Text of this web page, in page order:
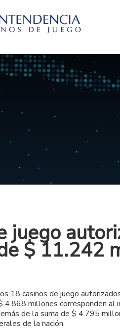
juego
$ 11.242
18 casinos de juego
millones corresponden al
de la suma de $ 4.795
de la nación.